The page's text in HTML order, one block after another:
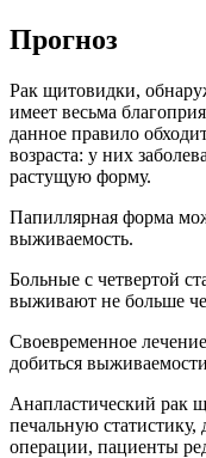
Прогноз
Рак щитовидки,
имеет весьма
данное правило
возраста: у них
растущую форму.
Папиллярная форма
выживаемость.
Больные с четвертой
выживают не больше
Своевременное
добиться
Анапластический рак
печальную
операции, пациенты